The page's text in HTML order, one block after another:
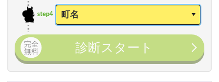
step4
完全
無料
診断スタート